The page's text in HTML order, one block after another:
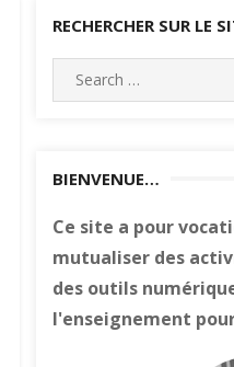
RECHERCHER SUR LE
Search
for:
BIENVENUE…
Ce site a pour
mutualiser des
des outils
l'enseignement